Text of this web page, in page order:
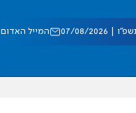
08/2026 המייל האדום